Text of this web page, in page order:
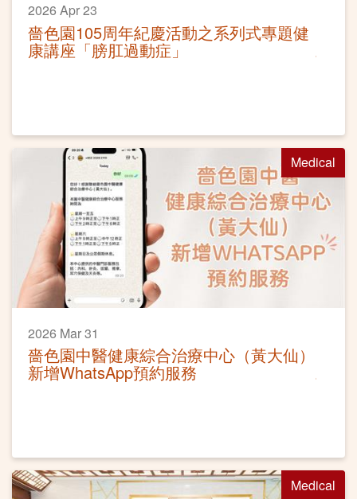
2026 Apr 23
嗇色園105周年紀慶活動之系列式專題健
康講座「膀肛過動症」
Medical
2026 Mar 31
嗇色園中醫健康綜合治療中心（黃大仙）
新增WhatsApp預約服務
Medical